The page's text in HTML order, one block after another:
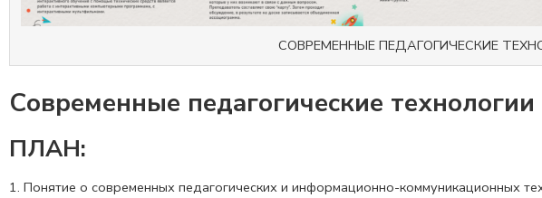
СОВРЕМЕННЫЕ ПЕДАГОГИЧЕСКИЕ
Современные педагогические
ПЛАН:
Понятие о современных педагогических и информационно-коммуникационных